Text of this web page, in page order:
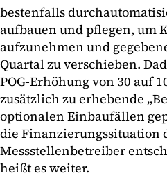
bestenfalls
aufbauen und pflegen, um
aufzunehmen und
Quartal zu verschieben.
POG-Erhöhung von 30 auf
zusätzlich zu erhebende
optionalen Einbaufällen
die Finanzierungssituation
Messstellenbetreiber
heißt es weiter.